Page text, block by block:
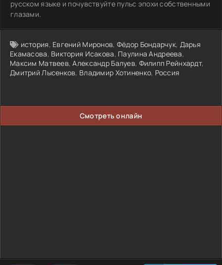
русском языке и почувствуйте пульс эпохи собственными
глазами.
история, Евгений Миронов, Фёдор Бондарчук, Дарья
Екамасова, Виктория Исакова, Паулина Андреева,
Максим Матвеев,Александр Балуев, Филипп Рейнхардт,
Дмитрий Лысенков, Владимир Хотиненко, Россия
Смотреть онлайн